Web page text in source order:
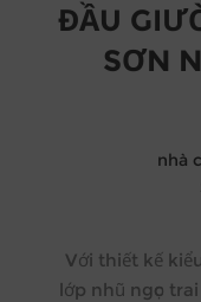
ĐẦU
SƠN
nhà
Với thiết kế
lớp nhũ ngọc